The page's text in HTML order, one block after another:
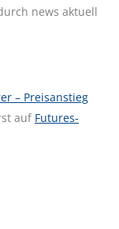
news aktuell
– Preisanstieg
auf Futures-